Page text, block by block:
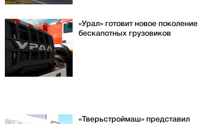
«Урал» готовит новое поколение
бескапотных грузовиков
«Тверьстроймаш» представил